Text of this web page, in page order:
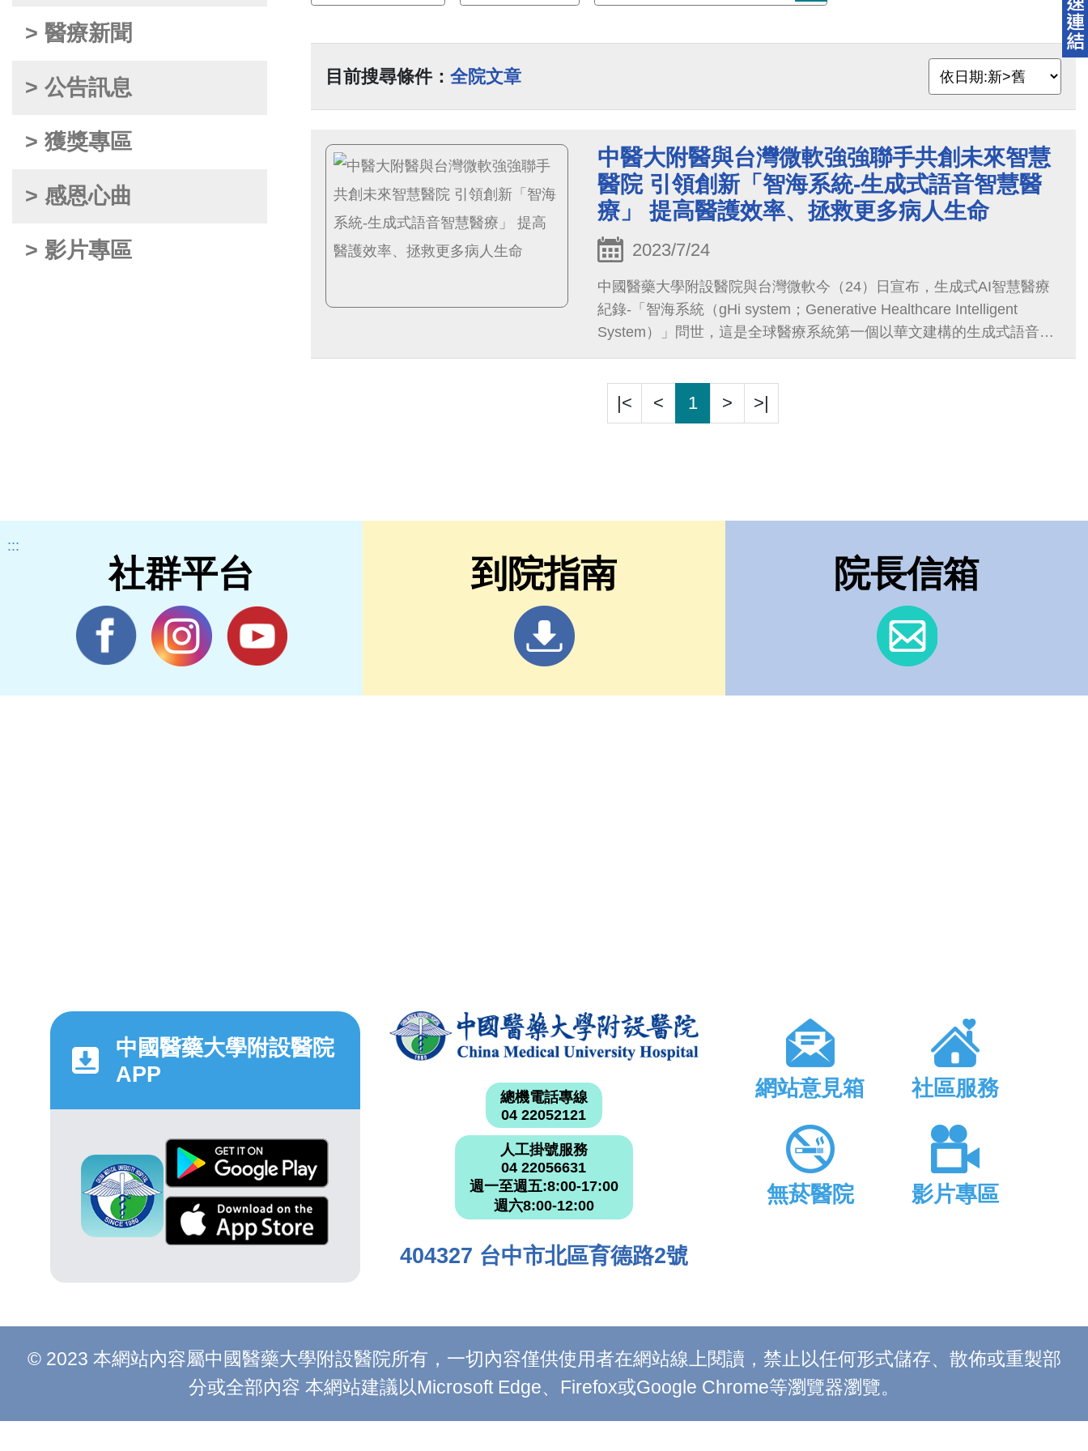
> 醫療新聞
> 公告訊息
> 獲獎專區
> 感恩心曲
> 影片專區
目前搜尋條件： 全院文章
中醫大附醫與台灣微軟強強聯手共創未來智慧
醫院 引領創新「智海系統-生成式語音智慧醫
療」 提高醫護效率、拯救更多病人生命
2023/7/24
中國醫藥大學附設醫院與台灣微軟今（24）日宣布，生成式AI智慧醫療
紀錄-「智海系統（gHi system；Generative Healthcare Intelligent
System）」問世，這是全球醫療系統第一個以華文建構的生成式語音智
慧醫療系統，透過醫護專家口述，AI引擎即能快速撰寫病歷，提高醫護
|< < 1 > >|
:::
社群平台 到院指南 院長信箱
中國醫藥大學附設醫院
APP
總機電話專線
04 22052121
人工掛號服務
04 22056631
週一至週五:8:00-17:00
週六8:00-12:00
404327 台中市北區育德路2號
網站意見箱 社區服務
無菸醫院 影片專區
© 2023 本網站內容屬中國醫藥大學附設醫院所有，一切內容僅供使用者在網站線上閱讀，禁止以任何形式儲存、散佈或重製部
分或全部內容 本網站建議以Microsoft Edge、Firefox或Google Chrome等瀏覽器瀏覽。